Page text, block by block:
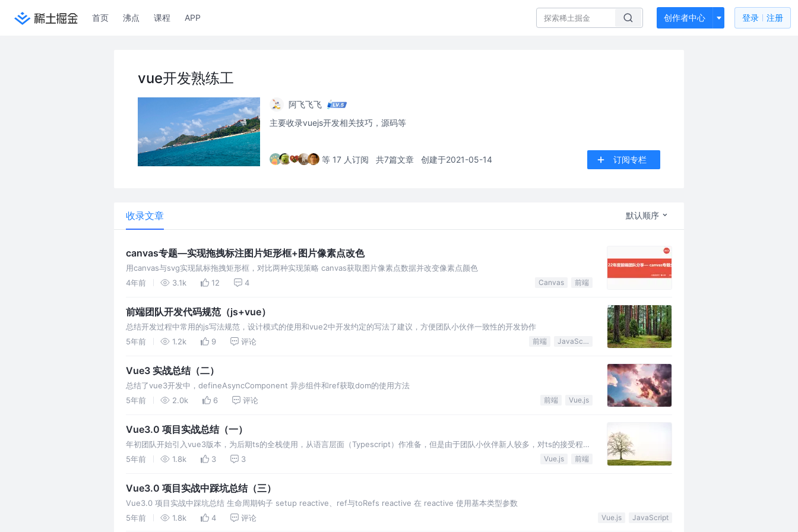
首页 沸点 课程 APP 创作者中心 登录 注册
vue开发熟练工
阿飞飞飞
主要收录vuejs开发相关技巧，源码等
等 17 人订阅 共7篇文章 创建于2021-05-14 订阅专栏
收录文章 默认顺序
canvas专题—实现拖拽标注图片矩形框+图片像素点改色
用canvas与svg实现鼠标拖拽矩形框，对比两种实现策略 canvas获取图片像素点数据并改变像素点颜色
4年前
3.1k 12 4 Canvas 前端
前端团队开发代码规范（js+vue）
总结开发过程中常用的js写法规范，设计模式的使用和vue2中开发约定的写法了建议，方便团队小伙伴一致性的开发协作
5年前
1.2k 9 评论 前端 JavaScript
Vue3 实战总结（二）
总结了vue3开发中，defineAsyncComponent 异步组件和ref获取dom的使用方法
5年前
2.0k 6 评论 前端 Vue.js
Vue3.0 项目实战总结（一）
年初团队开始引入vue3版本，为后期ts的全栈使用，从语言层面（Typescript）作准备，但是由于团队小伙伴新人较多，对ts的接受程度
需要一定的时间来作准备，顾先在小型项目中使用js版本的vue3
5年前 1.8k 3 3 Vue.js 前端
Vue3.0 项目实战中踩坑总结（三）
Vue3.0 项目实战中踩坑总结 生命周期钩子 setup reactive、ref与toRefs reactive 在 reactive 使用基本类型参数
5年前
1.8k 4 评论 Vue.js JavaScript